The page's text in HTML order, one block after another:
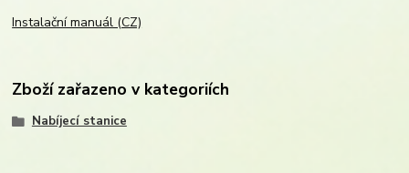
Instalační manuál (CZ)
Zboží zařazeno v kategoriích
Nabíjecí stanice